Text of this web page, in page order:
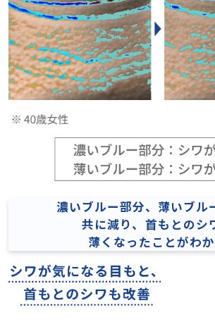
濃いブルー部分、薄いブル
共に減り、 首もとのシ
薄くなったことがわ